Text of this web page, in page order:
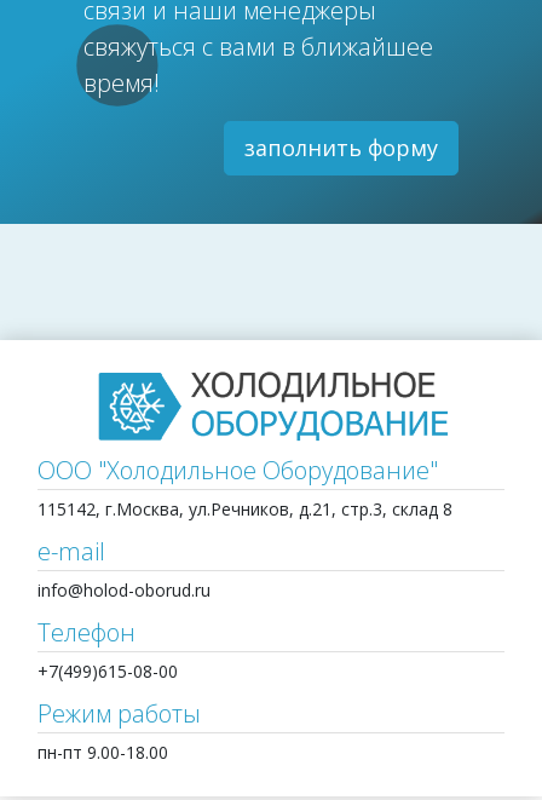
связи и наши менеджеры
свяжуться с вами в ближайшее
время!
заполнить форму
ООО "Холодильное Оборудование"
115142, г.Москва, ул.Речников, д.21, стр.3, склад 8
e-mail
info@holod-oborud.ru
Телефон
+7(499)615-08-00
Режим работы
пн-пт 9.00-18.00